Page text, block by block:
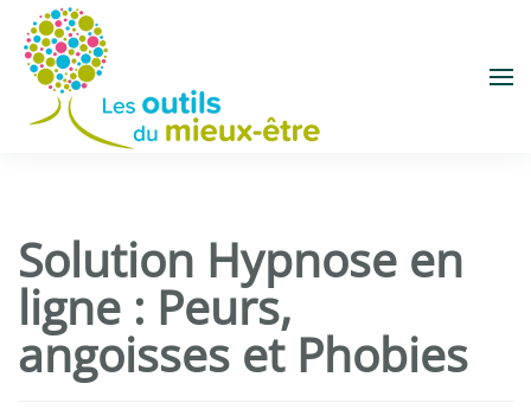
Accéder au contenu principal
Solution Hypnose en
ligne : Peurs,
angoisses et Phobies